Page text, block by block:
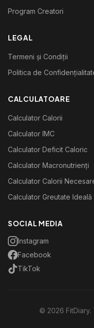
Program Creatori
LEGAL
Termeni și Condiții
Politica de
CALCULATOARE
Calculator Calorii
Calculator IMC
Calculator Deficit Caloric
Calculator Macronutrienți
Calculator Calorii
Calculator Greutate Ideală
SOCIAL MEDIA
Instagram
Facebook
TikTok
© 2026